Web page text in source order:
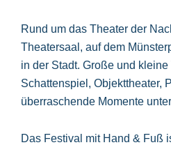
Rund um das Theater der
Theatersaal, auf dem
in der Stadt. Große und
Schattenspiel, Objekttheater,
überraschende Momente
Das Festival mit Hand & Fuß